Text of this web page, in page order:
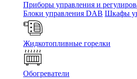
Приборы управления и
Блоки управления DAB Шкафы
Жидкотопливные горелки
Обогреватели